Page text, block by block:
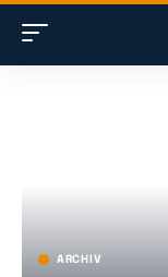
ARCHIV